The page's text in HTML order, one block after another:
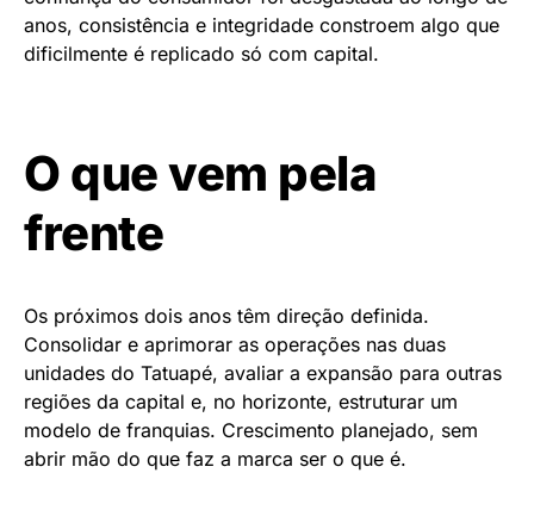
anos, consistência e integridade constroem algo que
dificilmente é replicado só com capital.
O que vem pela
frente
Os próximos dois anos têm direção definida.
Consolidar e aprimorar as operações nas duas
unidades do Tatuapé, avaliar a expansão para outras
regiões da capital e, no horizonte, estruturar um
modelo de franquias. Crescimento planejado, sem
abrir mão do que faz a marca ser o que é.